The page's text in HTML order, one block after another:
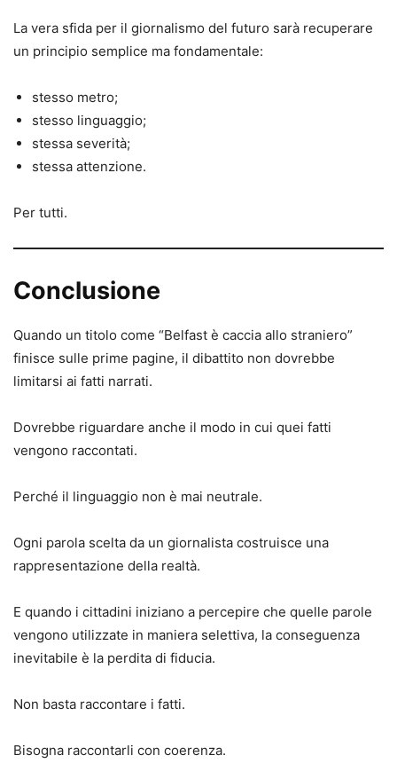
La vera sfida per il giornalismo del futuro sarà recuperare
un principio semplice ma fondamentale:
stesso metro;
stesso linguaggio;
stessa severità;
stessa attenzione.
Per tutti.
Conclusione
Quando un titolo come “Belfast è caccia allo straniero”
finisce sulle prime pagine, il dibattito non dovrebbe
limitarsi ai fatti narrati.
Dovrebbe riguardare anche il modo in cui quei fatti
vengono raccontati.
Perché il linguaggio non è mai neutrale.
Ogni parola scelta da un giornalista costruisce una
rappresentazione della realtà.
E quando i cittadini iniziano a percepire che quelle parole
vengono utilizzate in maniera selettiva, la conseguenza
inevitabile è la perdita di fiducia.
Non basta raccontare i fatti.
Bisogna raccontarli con coerenza.